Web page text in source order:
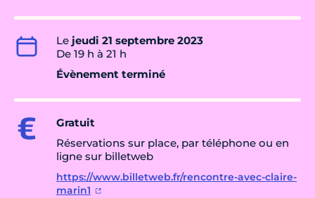
Le jeudi 21 septembre 2023
De 19 h à 21 h
Évènement terminé
Gratuit
Réservations sur place, par téléphone ou en
ligne sur billetweb
https://www.billetweb.fr/rencontre-avec-claire-
marin1